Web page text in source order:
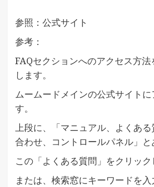
参照：公式サイト
参考：
FAQセクションへのアクセス方
します。
ムームードメインの公式サイトに
す。
上段に、「マニュアル、よくあ
合わせ、コントロールパネル」と
この「よくある質問」をクリック
または、検索窓にキーワードを